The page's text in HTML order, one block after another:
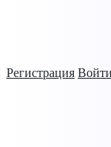
Регистрация Войти